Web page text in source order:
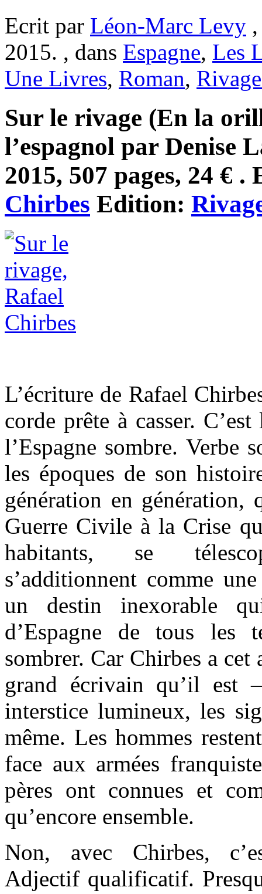
Ecrit par Léon-Marc Levy
2015. , dans Espagne, Les
Une Livres, Roman,
Sur le rivage (En la
l’espagnol par Denise
2015, 507 pages, 24 €
Chirbes Edition:
L’écriture de Rafael
corde prête à casser.
l’Espagne sombre. Verbe
les époques de son
génération en
Guerre Civile à la Crise
habitants, se
s’additionnent comme
un destin inexorable
d’Espagne de tous les
sombrer. Car Chirbes a
grand écrivain qu’il est
interstice lumineux, les
même. Les hommes
face aux armées
pères ont connues et
qu’encore ensemble.
Non, avec Chirbes,
Adjectif qualificatif.